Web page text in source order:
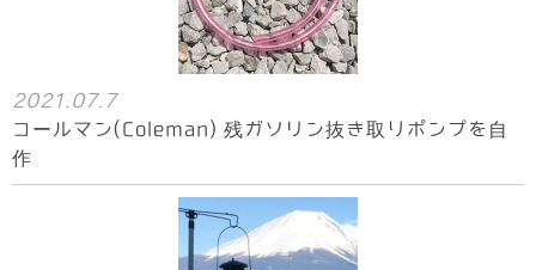
2021.07.7
コールマン(Coleman) 残ガソリン抜き取りポンプを自
作